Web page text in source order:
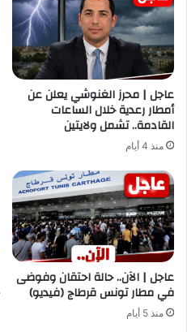
عاجل | محرز الغنوشي يعلن عن
أمطار رعدية خلال الساعات
القادمة.. تشمل ولايتين
منذ 4 أيام
عاجل | الآن.. حالة احتقان وفوضى
في مطار تونس قرطاج (فيديو)
منذ 5 أيام